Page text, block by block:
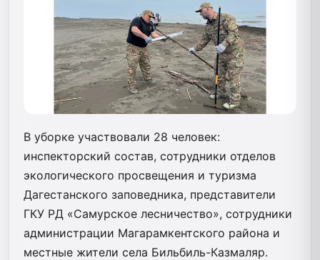
В уборке участвовали 28 человек:
инспекторский состав, сотрудники отделов
экологического просвещения и туризма
Дагестанского заповедника, представители
ГКУ РД «Самурское лесничество», сотрудники
администрации Магарамкентского района и
местные жители села Бильбиль-Казмаляр.